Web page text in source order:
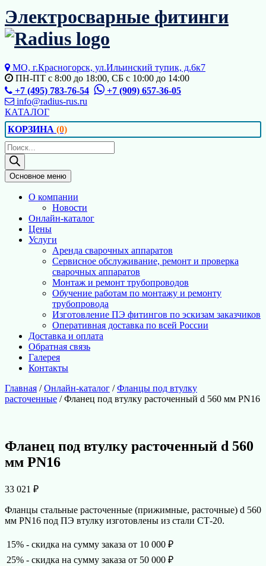
Перейти
к
содержимому
Электросварные фитинги
МО, г.Красногорск, ул.Ильинский тупик, д.6к7
ПН-ПТ с 8:00 до 18:00, СБ с 10:00 до 14:00
+7 (495) 783-76-54
+7 (909) 657-36-05
info@radius-rus.ru
КАТАЛОГ
КОРЗИНА (0)
Поиск
товаров
Основное меню
О компании
Новости
Онлайн-каталог
Цены
Услуги
Аренда сварочных аппаратов
Сервисное обслуживание, ремонт и проверка
сварочных аппаратов
Монтаж и ремонт трубопроводов
Обучение работам по монтажу и ремонту
трубопровода
Изготовление ПЭ фитингов по эскизам заказчиков
Оперативная доставка по всей России
Доставка и оплата
Обратная связь
Галерея
Контакты
Главная /Онлайн-каталог /Фланцы под втулку
расточенные / Фланец под втулку расточенный d 560 мм PN16
Фланец под втулку расточенный d 560
мм PN16
33 021 ₽
Фланцы стальные расточенные (прижимные, расточные) d 560
мм PN16 под ПЭ втулку изготовлены из стали СТ-20.
15% - скидка на сумму заказа от 10 000 ₽
25% - скидка на сумму заказа от 50 000 ₽